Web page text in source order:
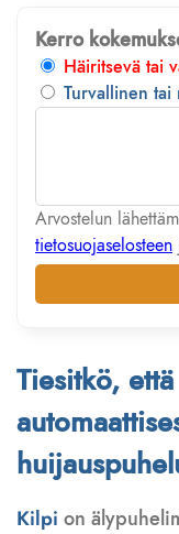
Kerro
Häiritsevä tai
Turvallinen tai
Arvostelun
tietosuojaselosteen
Tiesitkö,
Kilpi on